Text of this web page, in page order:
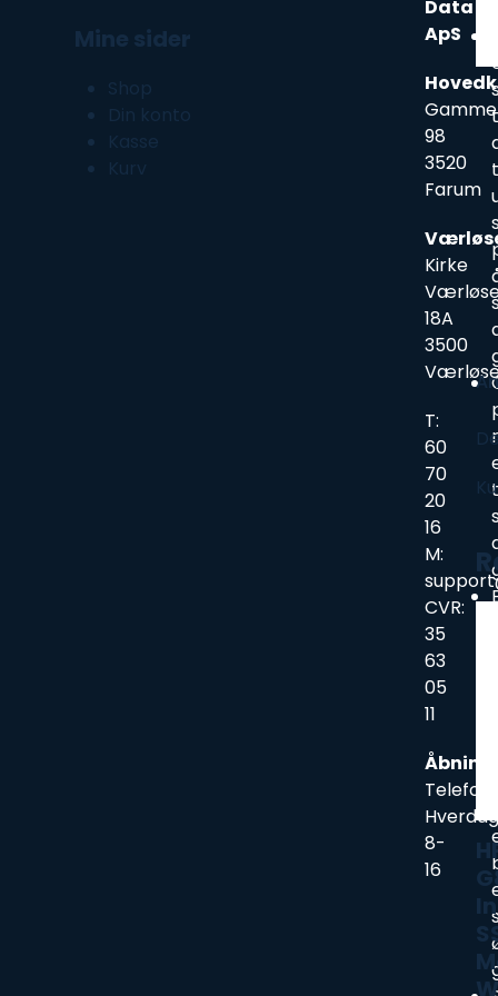
Mine sider
Shop
Din konto
Kasse
Kurv
Data
ApS
98
3520
Farum
Kirke
18A
3500
T:
60
70
20
16
M:
CVR:
35
63
05
11
Telefon:
8-
16